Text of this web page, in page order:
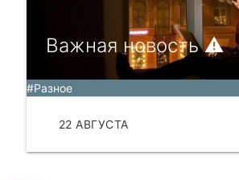
Важная новость ⚠️
#Разное
22 АВГУСТА